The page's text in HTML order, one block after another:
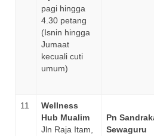
pagi hingga
4.30 petang
(Isnin hingga
Jumaat
kecuali cuti
umum)
11
Wellness
Hub Mualim
Jln Raja Itam,
Pn
Sewaguru